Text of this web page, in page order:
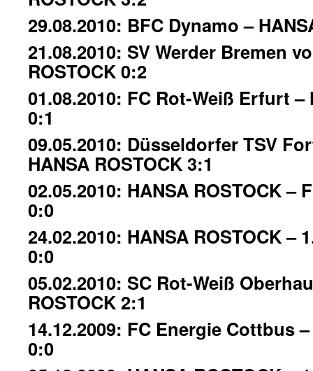
29.08.2010: BFC Dynamo –
21.08.2010: SV Werder Bremen
ROSTOCK 0:2
01.08.2010: FC Rot-Weiß Erfurt –
0:1
09.05.2010: Düsseldorfer TSV
HANSA ROSTOCK 3:1
02.05.2010: HANSA ROSTOCK –
0:0
24.02.2010: HANSA ROSTOCK –
0:0
05.02.2010: SC Rot-Weiß
ROSTOCK 2:1
14.12.2009: FC Energie Cottbus
0:0